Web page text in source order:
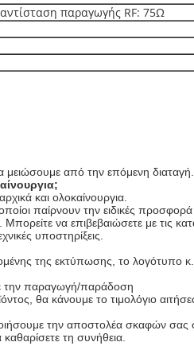
παραγωγής RF: 75Ω
μειώσουμε από την επόμενη διαταγή.
και ολοκαίνουργια.
παίρνουν την ειδικές
να επιβεβαιώσετε με τις
υποστηρίξεις.
της εκτύπωσης, το λογότυπο
την παραγωγή/παράδοση
θα κάνουμε το τιμολόγιο
την αποστολέα σκαφών σας
τη συνήθεια.